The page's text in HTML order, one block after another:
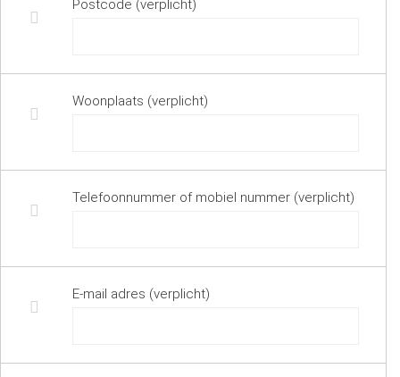
Postcode (verplicht)
Woonplaats (verplicht)
Telefoonnummer of mobiel nummer (verplicht)
E-mail adres (verplicht)